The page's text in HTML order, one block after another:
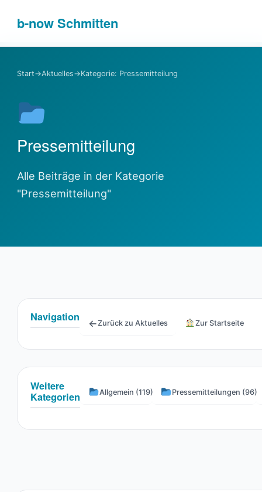
b-nowSchmitten
Start→Aktuelles→Kategorie: Pressemitteilung
Pressemitteilung
Alle Beiträge in der Kategorie
"Pressemitteilung"
Navigation ←Zurück zu Aktuelles Zur Startseite
Weitere
Kategorien
Allgemein (119) Pressemitteilungen (96)